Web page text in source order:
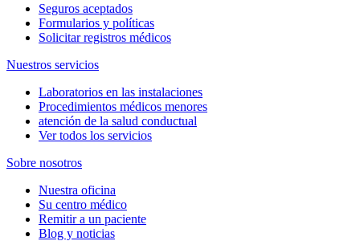
Seguros aceptados
Formularios y políticas
Solicitar registros médicos
Nuestros servicios
Laboratorios en las instalaciones
Procedimientos médicos menores
atención de la salud conductual
Ver todos los servicios
Sobre nosotros
Nuestra oficina
Su centro médico
Remitir a un paciente
Blog y noticias